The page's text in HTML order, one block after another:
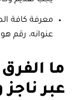
معرفة كافة
عنوانه، رقم
ما
عبر ناجز